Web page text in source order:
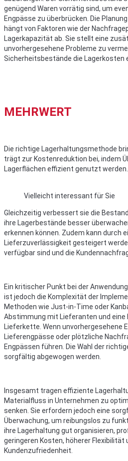
genügend Waren vorrätig sind, um
Engpässe zu überbrücken. Die
hängt von Faktoren wie der
Lagerkapazität ab. Sie stellt eine
unvorhergesehene Probleme zu
Sicherheitsbestände die Lagerkosten
MEHRWERT
Die richtige Lagerhaltungsmethode
trägt zur Kostenreduktion bei, indem
Lagerflächen effizient genutzt werden.
Vielleicht interessant für Sie
Gleichzeitig verbessert sie die
ihre Lagerbestände besser
erkennen können. Zudem kann durch
Lieferzuverlässigkeit gesteigert
verfügbar sind und die
Ein kritischer Punkt bei der
ist jedoch die Komplexität der
Methoden wie Just-in-Time oder
Abstimmung mit Lieferanten und eine
Lieferkette. Wenn unvorhergesehene
Lieferengpässe oder plötzliche
Engpässen führen. Die Wahl der
sorgfältig abgewogen werden.
Insgesamt tragen effiziente
Materialfluss in Unternehmen zu
senken. Sie erfordern jedoch eine
Überwachung, um reibungslos zu
ihre Lagerhaltung gut organisieren,
geringeren Kosten, höherer Flexibilität
Kundenzufriedenheit.